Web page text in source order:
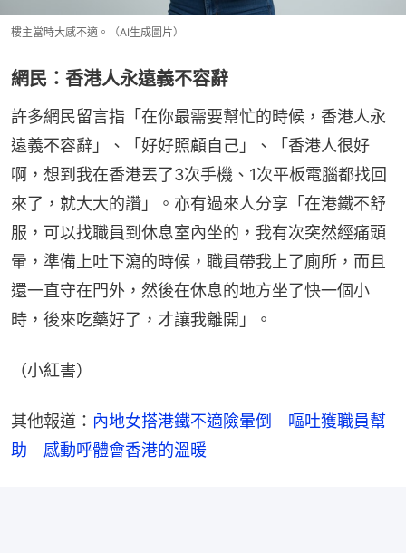
樓主當時大感不適。（AI生成圖片）
網民：香港人永遠義不容辭
許多網民留言指「在你最需要幫忙的時候，香港人永
遠義不容辭」、「好好照顧自己」、「香港人很好
啊，想到我在香港丟了3次手機、1次平板電腦都找回
來了，就大大的讚」。亦有過來人分享「在港鐵不舒
服，可以找職員到休息室內坐的，我有次突然經痛頭
暈，準備上吐下瀉的時候，職員帶我上了廁所，而且
還一直守在門外，然後在休息的地方坐了快一個小
時，後來吃藥好了，才讓我離開」。
（小紅書）
其他報道： 內地女搭港鐵不適險暈倒　嘔吐獲職員幫
助　感動呼體會香港的溫暖